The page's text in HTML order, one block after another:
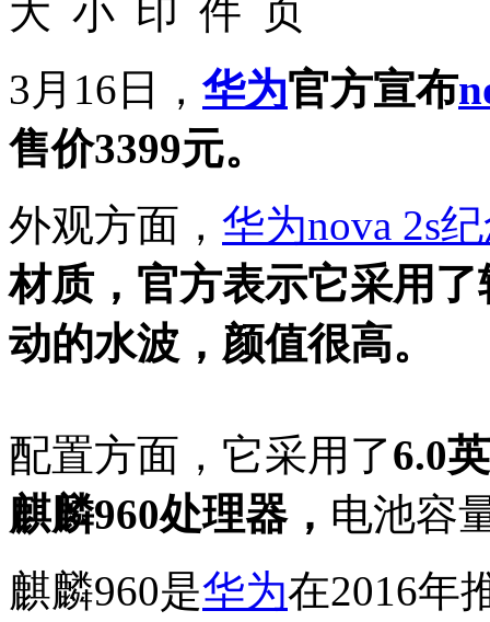
3月16日， 华为官方宣布
售价3399元。
外观方面， 华为nova 2s
材质，官方表示它采用
动的水波，颜值很高。
配置方面，它采用了6.0
麒麟960处理器， 电池容
麒麟960是华为在2016年